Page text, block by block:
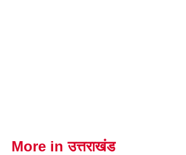
More in उत्तराखंड